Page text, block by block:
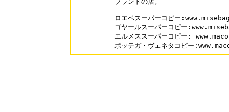
ロエベスーパーコピー
ゴヤールスーパーコピー
エルメススーパーコピー:
ボッテガ・ヴェネタコピー